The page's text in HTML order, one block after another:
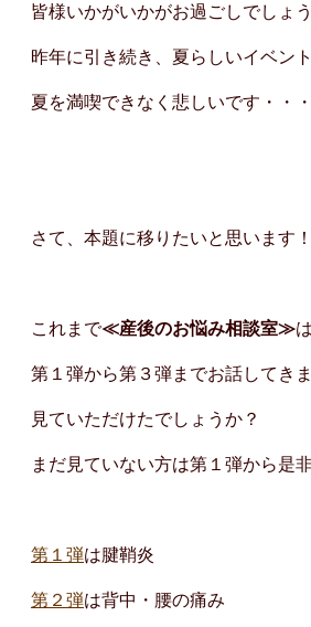
皆様いかがいかがお過ごしでしょ
昨年に引き続き、夏らしいイベン
夏を満喫できなく悲しいです・・・
さて、本題に移りたいと思います！
これまで≪産後のお悩み相談室≫は
第１弾から第３弾までお話してき
見ていただけたでしょうか？
まだ見ていない方は第１弾から是非
第１弾は腱鞘炎
第２弾は背中・腰の痛み